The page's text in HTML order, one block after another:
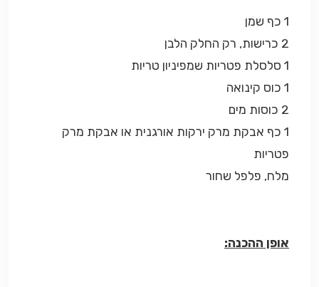
1 כף שמן
2 כרישות, רק החלק הלבן
1 סלסלת פטריות שמפיניון טריות
1 כוס קינואה
2 כוסות מים
1 כף אבקת מרק ירקות אורגנית או אבקת מרק
פטריות
מלח, פלפל שחור
אופן ההכנה: